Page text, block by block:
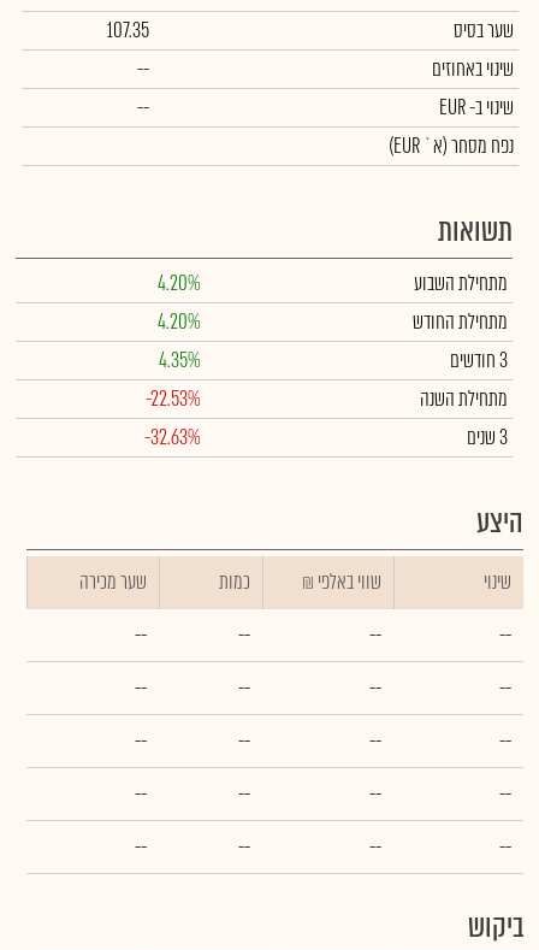
שער בסיס
107.35
שינוי באחוזים
--
שינויב- EUR
--
נפח מסחר(א` EUR)
תשואות
מתחילת השבוע
4.20%
מתחילת החודש
4.20%
3 חודשים
4.35%
מתחילת השנה
-22.53%
3 שנים
-32.63%
היצע
שינוי ₪ שווי באלפי כמות
שער מכירה
--
--
--
--
--
--
--
--
--
--
--
--
--
--
--
--
--
--
--
--
ביקוש